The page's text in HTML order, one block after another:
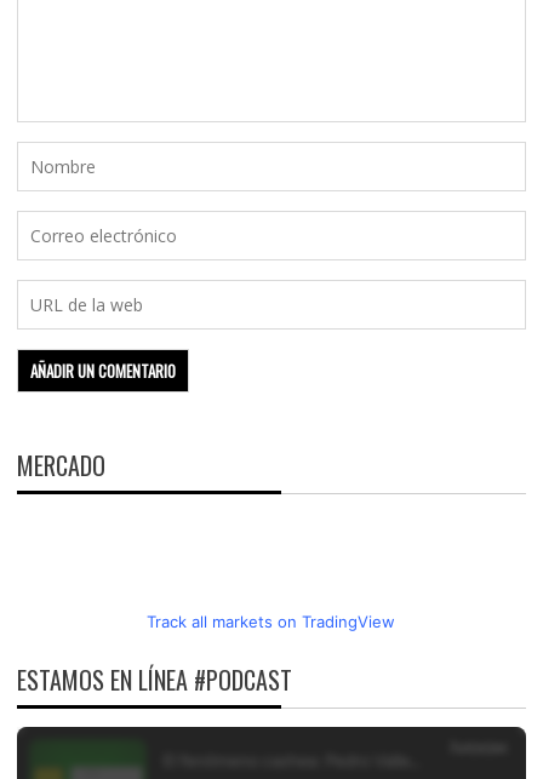
MERCADO
Track all markets on TradingView
ESTAMOS EN LÍNEA #PODCAST